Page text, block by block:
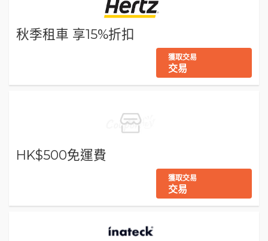
秋季租車 享15%折扣
獲取交易
交易
HK$500免運費
獲取交易
交易